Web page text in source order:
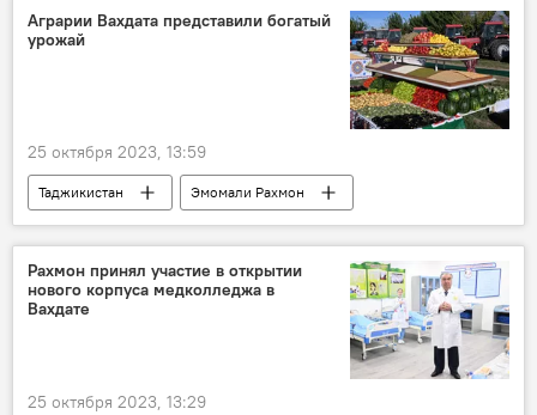
Аграрии Вахдата представили богатый
урожай
25 октября 2023, 13:59
Таджикистан
Эмомали Рахмон
сельское хозяйство
Рахмон принял участие в открытии
нового корпуса медколледжа в
Вахдате
25 октября 2023, 13:29